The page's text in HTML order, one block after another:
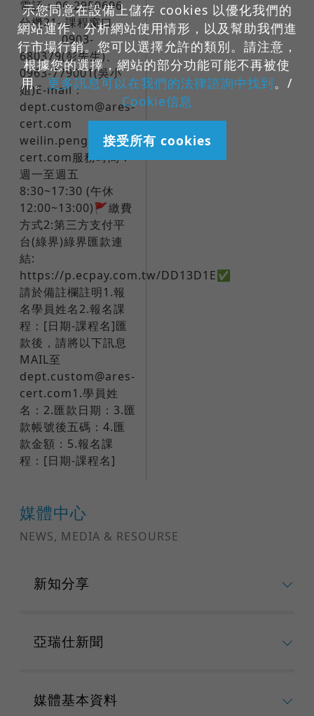
媒體中心
NEWS, MEDIA & RESOURSE
新知分享
亞瑞仕新聞
媒體基本資料
電話：06-2959696
分機21- 課程窗口​ ​ ​ ​ ​ ​ ​
​ 0903-
680379(彭先生)、
0963-779001(吳小
姐)E-mail：
dept.custom@ares-
cert.com ​ ​ ​ ​ ​ ​ ​
weilin.peng@ares-
cert.com服務時間：
週一至週五
8:30~17:30 (午休
12:00~13:00)​🚩繳費
方式2:第三方支付平
台(綠界)綠界匯款連
結:
https://p.ecpay.com.tw/DD13D1E✅
請於備註欄註明1.報
名學員姓名2.報名課
程：[日期-課程名]​匯
款後，請將以下訊息
MAIL至
dept.custom@ares-
cert.com1.學員姓
名：2.匯款日期：3.匯
款帳號後五碼：4.匯
款金額：5.報名課
程：[日期-課程名]
示您同意在設備上儲存 cookies 以優化我們的
網站運作、分析網站使用情形，以及幫助我們進
行市場行銷。您可以選擇允許的類別。請注意，
根據您的選擇，網站的部分功能可能不再被使
用。更多訊息可以在我們的法律諮詢中找到。/
Cookie信息
接受所有 cookies